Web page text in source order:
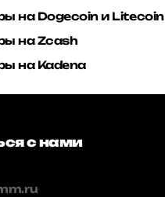
на Dogecoin и Litecoin
на Zcash
на Kadena
с нами